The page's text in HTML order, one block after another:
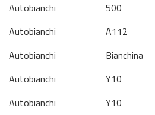
Autobianchi
500
Autobianchi
A112
Autobianchi
Bianchina
Autobianchi
Y10
Autobianchi
Y10